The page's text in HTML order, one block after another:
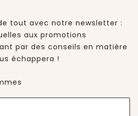
tout avec notre newsletter :
aux promotions
par des conseils en matière
échappera !